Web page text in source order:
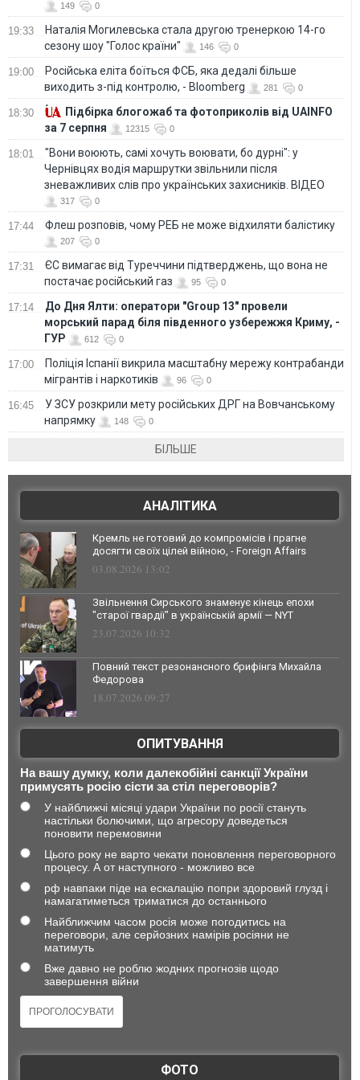
149 0
19:33
Наталія Могилевська стала другою тренеркою 14-го
сезону шоу "Голос країни"
146 0
19:00
Російська еліта боїться ФСБ, яка дедалі більше
виходить з-під контролю, - Bloomberg
281 0
18:30
Підбірка блогожаб та фотоприколів від UAINFO
за 7 серпня
12315 0
18:01
"Вони воюють, самі хочуть воювати, бо дурні": у
Чернівцях водія маршрутки звільнили після
зневажливих слів про українських захисників. ВІДЕО
317 0
17:44 Флеш розповів, чому РЕБ не може відхиляти балістику
207 0
17:31
ЄС вимагає від Туреччини підтверджень, що вона не
постачає російський газ
95 0
17:14
До Дня Ялти: оператори "Group 13" провели
морський парад біля південного узбережжя Криму, -
ГУР
612 0
17:00
Поліція Іспанії викрила масштабну мережу контрабанди
мігрантів і наркотиків
96 0
16:45
У ЗСУ розкрили мету російських ДРГ на Вовчанському
напрямку
148 0
БІЛЬШЕ
АНАЛІТИКА
Кремль не готовий до компромісів і прагне
досягти своїх цілей війною, - Foreign Affairs
03.08.2026 13:02
Звільнення Сирського знаменує кінець епохи
"старої гвардії" в українській армії — NYT
23.07.2026 10:32
Повний текст резонансного брифінга Михайла
Федорова
18.07.2026 09:27
ОПИТУВАННЯ
На вашу думку, коли далекобійні санкції України
примусять росію сісти за стіл переговорів?
У найближчі місяці удари України по росії стануть
настільки болючими, що агресору доведеться
поновити перемовини
Цього року не варто чекати поновлення переговорного
процесу. А от наступного - можливо все
рф навпаки піде на ескалацію попри здоровий глузд і
намагатиметься триматися до останнього
Найближчим часом росія може погодитись на
переговори, але серйозних намірів росіяни не
матимуть
Вже давно не роблю жодних прогнозів щодо
завершення війни
ФОТО